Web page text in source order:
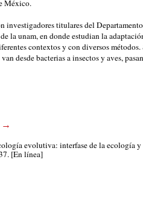
México.
investigadores titulares del
la unam, en donde estudian la
contextos y con diversos métodos.
desde bacterias a insectos y aves,
→
evolutiva: interfase de la ecología
[En línea]